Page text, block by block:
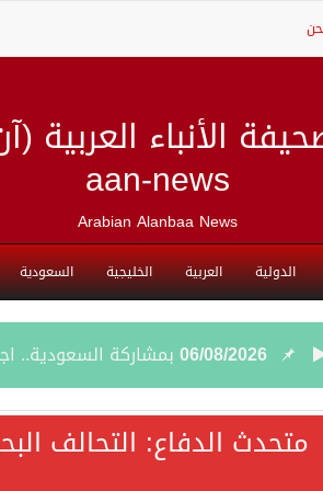
الأنباء العربية
aan-news
Arabian Alanbaa News
الدولية العربية الخليجية السعودية
06/08/2026 بمشاركة السعودية..
05/08/2026وزير الخارجية
متحدث الدفاع: التحالف